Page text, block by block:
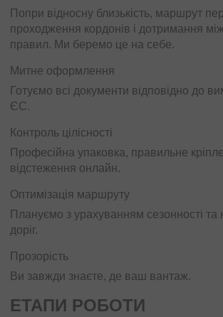
Попри відносну близькість, маршрут
проходження кордонів і дотримання
правил. Ми беремо це на себе.
Митне оформлення
Готуємо всі документи відповідно до
ЄС.
Контроль цілісності
Професійна упаковка, правильне
відстеження онлайн.
Оптимізація маршруту
Плануємо з урахуванням сезонності
доріг.
Прозорість
Ви завжди знаєте, де ваш вантаж.
ЕТАПИ РОБОТИ